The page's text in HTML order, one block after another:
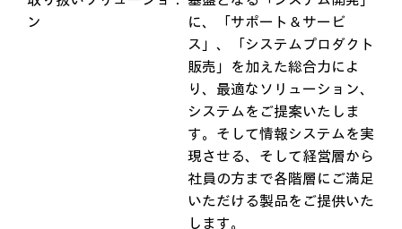
ン
に、「サポート＆サービ
ス」、「システムプロダクト
販売」を加えた総合力によ
り、最適なソリューション、
システムをご提案いたしま
す。そして情報システムを実
現させる、そして経営層から
社員の方まで各階層にご満足
いただける製品をご提供いた
します。